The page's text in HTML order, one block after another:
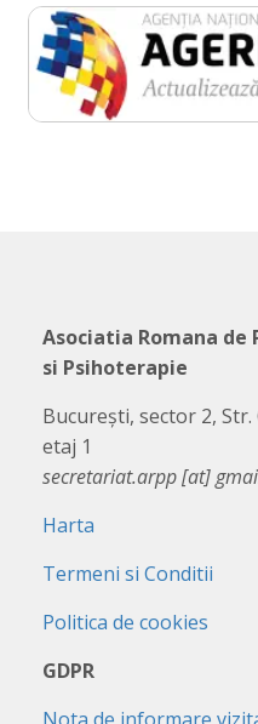
Asociatia Romana de
si Psihoterapie
București, sector 2,
etaj 1
secretariat.arpp [at]
Harta
Termeni si Conditii
Politica de cookies
GDPR